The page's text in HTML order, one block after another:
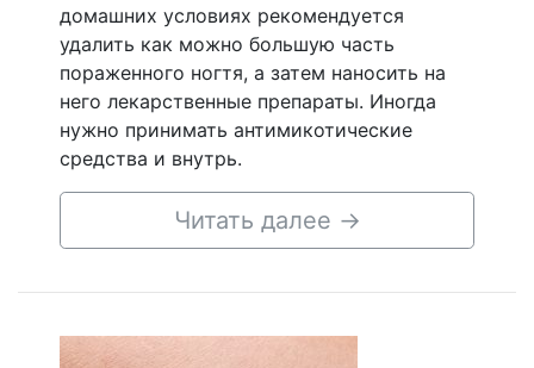
домашних условиях рекомендуется
удалить как можно большую часть
пораженного ногтя, а затем наносить на
него лекарственные препараты. Иногда
нужно принимать антимикотические
средства и внутрь.
Читать далее →